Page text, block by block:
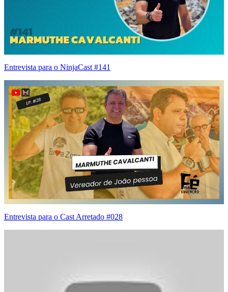
Entrevista para o NinjaCast #141
Entrevista para o Cast Arretado #028